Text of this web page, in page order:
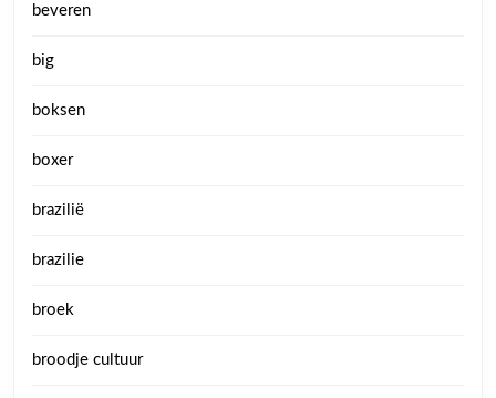
beveren
big
boksen
boxer
brazilië
brazilie
broek
broodje cultuur